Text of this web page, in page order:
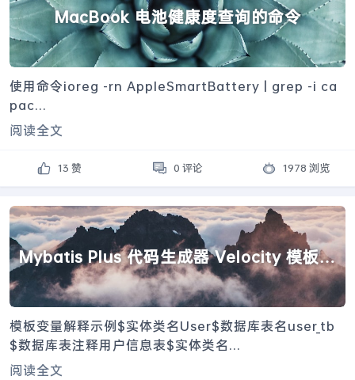
MacBook 电池健康度查询的命令
使用命令ioreg -rn AppleSmartBattery | grep -i ca
pac...
阅读全文
13 赞 0 评论 1978 浏览
Mybatis Plus 代码生成器 Velocity 模板中
变量示例
模板变量解释示例$实体类名User$数据库表名user_tb
$数据库表注释用户信息表$实体类名...
阅读全文